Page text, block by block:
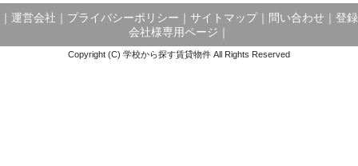
運営会社 プライバシーポリシー サイトマップ｜ 問い合わせ
登録
会社様専用ページ
Copyright (C) 学校から探す賃貸物件 All Rights Reserved